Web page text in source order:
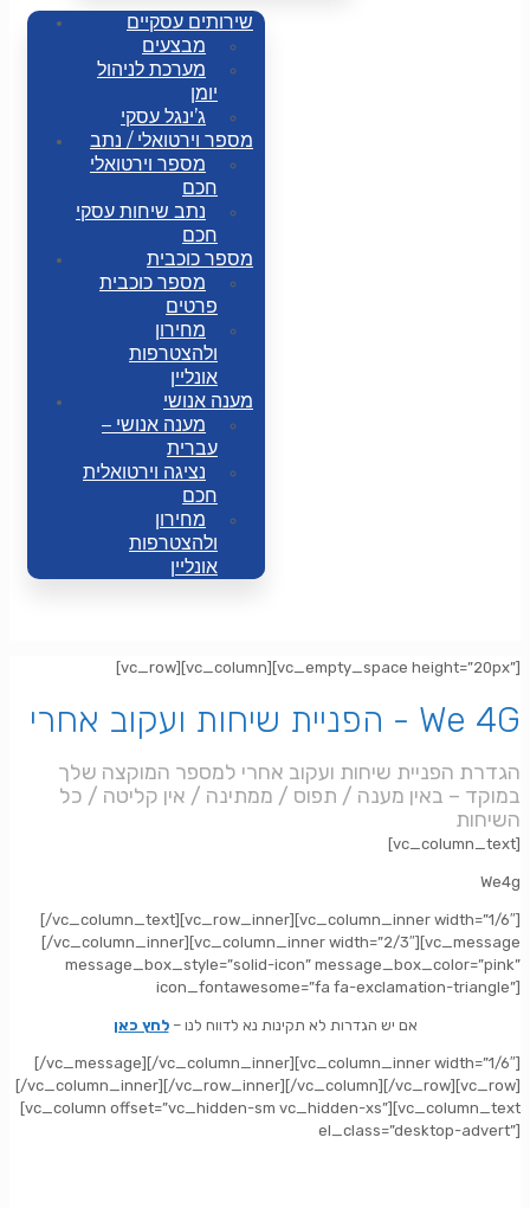
שירותים עסקיים
מבצעים
מערכת לניהול
יומן
ג’ינגל עסקי
מספר וירטואלי / נתב
מספר וירטואלי
חכם
נתב שיחות עסקי
חכם
מספר כוכבית
מספר כוכבית
פרטים
מחירון
ולהצטרפות
אונליין
מענה אנושי
מענה אנושי –
עברית
נציגה וירטואלית
חכם
מחירון
ולהצטרפות
אונליין
[vc_row][vc_column][vc_empty_space height=”20px”]
הפניית שיחות ועקוב אחרי - We 4G
הגדרת הפניית שיחות ועקוב אחרי למספר המוקצה שלך
במוקד – באין מענה / תפוס / ממתינה / אין קליטה / כל
השיחות
[vc_column_text]
We4g
[/vc_column_text][vc_row_inner][vc_column_inner width=”1/6″]
[/vc_column_inner][vc_column_inner width=”2/3″][vc_message
message_box_style=”solid-icon” message_box_color=”pink”
icon_fontawesome=”fa fa-exclamation-triangle”]
אם יש הגדרות לא תקינות נא לדווח לנו –לחץ כאן
[/vc_message][/vc_column_inner][vc_column_inner width=”1/6″]
[/vc_column_inner][/vc_row_inner][/vc_column][/vc_row][vc_row]
[vc_column offset=”vc_hidden-sm vc_hidden-xs”][vc_column_text
el_class=”desktop-advert”]